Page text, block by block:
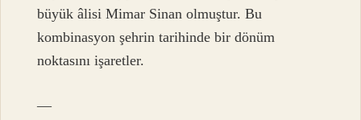
büyük âlisi Mimar Sinan olmuştur. Bu
kombinasyon şehrin tarihinde bir dönüm
noktasını işaretler.
—